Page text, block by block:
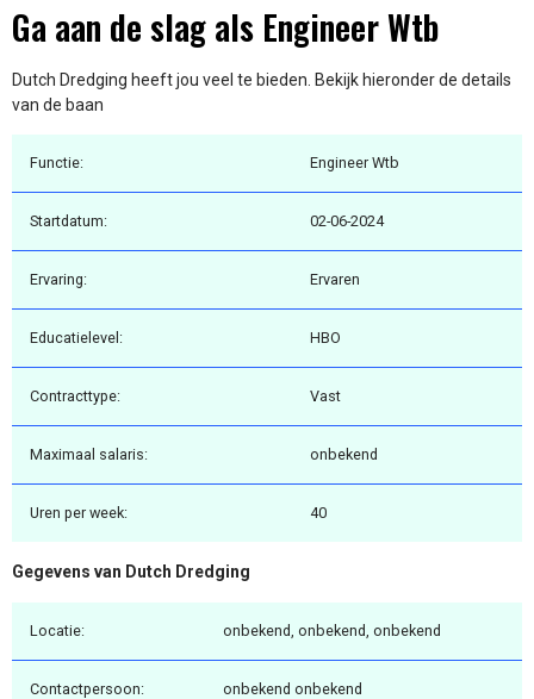
Ga aan de slag als Engineer Wtb
Dutch Dredging heeft jou veel te bieden. Bekijk hieronder de details
van de baan
Functie: Engineer Wtb
Startdatum: 02-06-2024
Ervaring: Ervaren
Educatielevel: HBO
Contracttype: Vast
Maximaal salaris: onbekend
Uren per week: 40
Gegevens van Dutch Dredging
Locatie: onbekend, onbekend, onbekend
Contactpersoon: onbekend onbekend